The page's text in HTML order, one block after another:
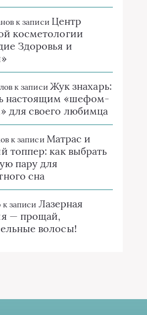
к записи Центр
косметологии
Здоровья и
к записи Жук знахарь:
настоящим «шефом-
для своего любимца
к записи Матрас и
топпер: как выбрать
пару для
сна
к записи Лазерная
— прощай,
волосы!